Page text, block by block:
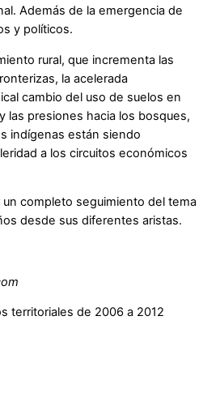
Además de la emergencia de
y políticos.
rural, que incrementa las
la acelerada
cambio del uso de suelos en
las presiones hacia los bosques,
indígenas están siendo
a los circuitos económicos
completo seguimiento del tema
desde sus diferentes aristas.